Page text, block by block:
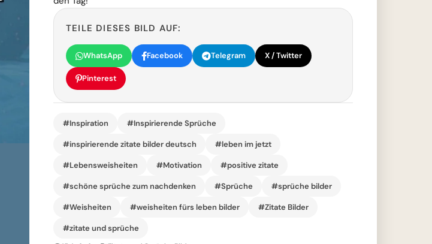
TEILE DIESES BILD AUF:
WhatsApp Facebook Telegram X / Twitter
Pinterest
#Inspiration #Inspirierende Sprüche
#inspirierende zitate bilder deutsch #leben im jetzt
#Lebensweisheiten #Motivation #positive zitate
#schöne sprüche zum nachdenken #Sprüche #sprüche bilder
#Weisheiten #weisheiten fürs leben bilder #Zitate Bilder
#zitate und sprüche